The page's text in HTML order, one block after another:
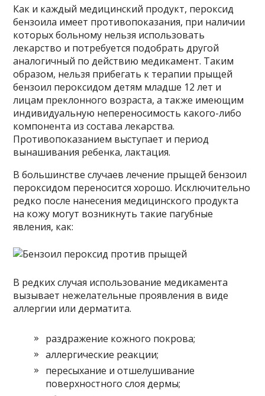
Как и каждый медицинский продукт, пероксид
бензоила имеет противопоказания, при наличии
которых больному нельзя использовать
лекарство и потребуется подобрать другой
аналогичный по действию медикамент. Таким
образом, нельзя прибегать к терапии прыщей
бензоил пероксидом детям младше 12 лет и
лицам преклонного возраста, а также имеющим
индивидуальную непереносимость какого-либо
компонента из состава лекарства.
Противопоказанием выступает и период
вынашивания ребенка, лактация.
В большинстве случаев лечение прыщей бензоил
пероксидом переносится хорошо. Исключительно
редко после нанесения медицинского продукта
на кожу могут возникнуть такие пагубные
явления, как:
В редких случая использование медикамента
вызывает нежелательные проявления в виде
аллергии или дерматита.
раздражение кожного покрова;
аллергические реакции;
пересыхание и отшелушивание
поверхностного слоя дермы;